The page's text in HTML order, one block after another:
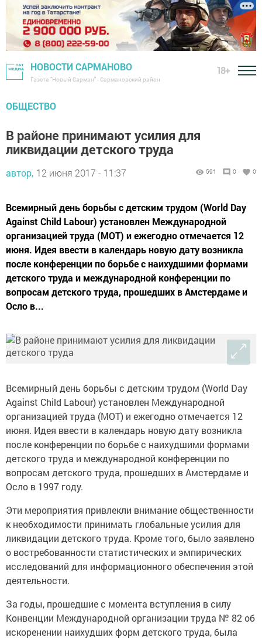
НОВОСТИ САРМАНОВО
Газета "Новый Сарман" - Сармановский район
18+
ОБЩЕСТВО
В районе принимают усилия для
ликвидации детского труда
автор, 12 июня 2017 - 11:37 591 0 0
Всемирный день борьбы с детским трудом (World Day
Against Child Labour) установлен Международной
организацией труда (МОТ) и ежегодно отмечается 12
июня. Идея ввести в календарь новую дату возникла
после конференции по борьбе с наихудшими формами
детского труда и международной конференции по
вопросам детского труда, прошедших в Амстердаме и
Осло в...
Всемирный день борьбы с детским трудом (World Day
Against Child Labour) установлен Международной
организацией труда (МОТ) и ежегодно отмечается 12
июня. Идея ввести в календарь новую дату возникла
после конференции по борьбе с наихудшими формами
детского труда и международной конференции по
вопросам детского труда, прошедших в Амстердаме и
Осло в 1997 году.
Эти мероприятия привлекли внимание общественности
к необходимости принимать глобальные усилия для
ликвидации детского труда. Кроме того, было заявлено
о востребованности статистических и эмпирических
исследований для информационного обеспечения этой
деятельности.
За годы, прошедшие с момента вступления в силу
Конвенции Международной организации труда № 82 об
искоренении наихудших форм детского труда, была